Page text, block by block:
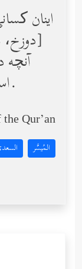
اینان
آنچه
است و آنچه می‌کردند، تباه است.
Qur’an:
المُيسَّر